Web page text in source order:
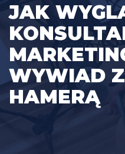
JAK
WYWIAD
HAMERĄ